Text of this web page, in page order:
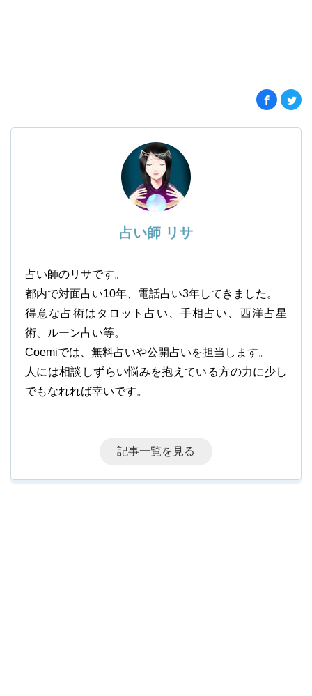
占い師 リサ
占い師のリサです。
都内で対面占い10年、電話占い3年してきました。
得意な占術はタロット占い、手相占い、西洋占星
術、ルーン占い等。
Coemiでは、無料占いや公開占いを担当します。
人には相談しずらい悩みを抱えている方の力に少し
でもなれれば幸いです。
記事一覧を見る